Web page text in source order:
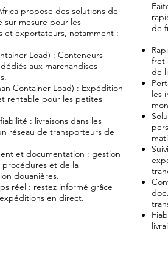
propose des solutions de
sur mesure pour les
et exportateurs, notamment :
Load) : Conteneurs
aux marchandises
Container Load) : Expédition
rentable pour les petites
: livraisons dans les
réseau de transporteurs de
et documentation : gestion
et de la
douanières.
réel : restez informé grâce
en direct.
de
fret
de
les